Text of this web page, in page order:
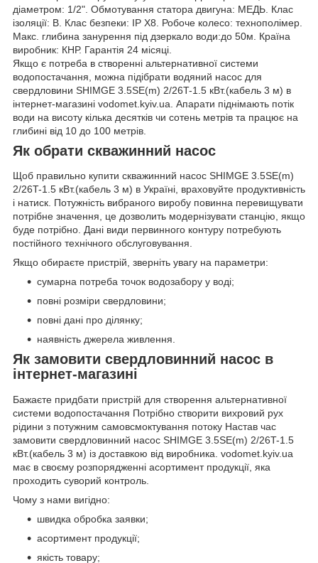
діаметром: 1/2". Обмотування статора двигуна: МЕДЬ. Клас
ізоляції: В. Клас безпеки: IP X8. Робоче колесо: технополімер.
Макс. глибина занурення під дзеркало води:до 50м. Країна
виробник: КНР. Гарантія 24 місяці.
Якщо є потреба в створенні альтернативної системи
водопостачання, можна підібрати водяний насос для
свердловини SHIMGE 3.5SE(m) 2/26T-1.5 кВт.(кабель 3 м) в
інтернет-магазині vodomet.kyiv.ua. Апарати піднімають потік
води на висоту кілька десятків чи сотень метрів та працює на
глибині від 10 до 100 метрів.
Як обрати скважинний насос
Щоб правильно купити скважинний насос SHIMGE 3.5SE(m)
2/26T-1.5 кВт.(кабель 3 м) в Україні, враховуйте продуктивність
і натиск. Потужність вибраного виробу повинна перевищувати
потрібне значення, це дозволить модернізувати станцію, якщо
буде потрібно. Дані види первинного контуру потребують
постійного технічного обслуговування.
Якщо обираєте пристрій, зверніть увагу на параметри:
сумарна потреба точок водозабору у воді;
повні розміри свердловини;
повні дані про ділянку;
наявність джерела живлення.
Як замовити свердловинний насос в
інтернет-магазині
Бажаєте придбати пристрій для створення альтернативної
системи водопостачання Потрібно створити вихровий рух
рідини з потужним самовсмоктування потоку Настав час
замовити свердловинний насос SHIMGE 3.5SE(m) 2/26T-1.5
кВт.(кабель 3 м) із доставкою від виробника. vodomet.kyiv.ua
має в своєму розпорядженні асортимент продукції, яка
проходить суворий контроль.
Чому з нами вигідно:
швидка обробка заявки;
асортимент продукції;
якість товару;